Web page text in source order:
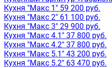
Кухня "Макс 1" 59 200 руб.
Кухня "Макс 2" 61 100 руб.
Кухня "Макс 3" 29 900 руб.
Кухня "Макс 4.1" 37 800 руб.
Кухня "Макс 4.2" 37 800 руб.
Кухня "Макс 5.1" 43 200 руб.
Кухня "Макс 5.2" 63 470 руб.